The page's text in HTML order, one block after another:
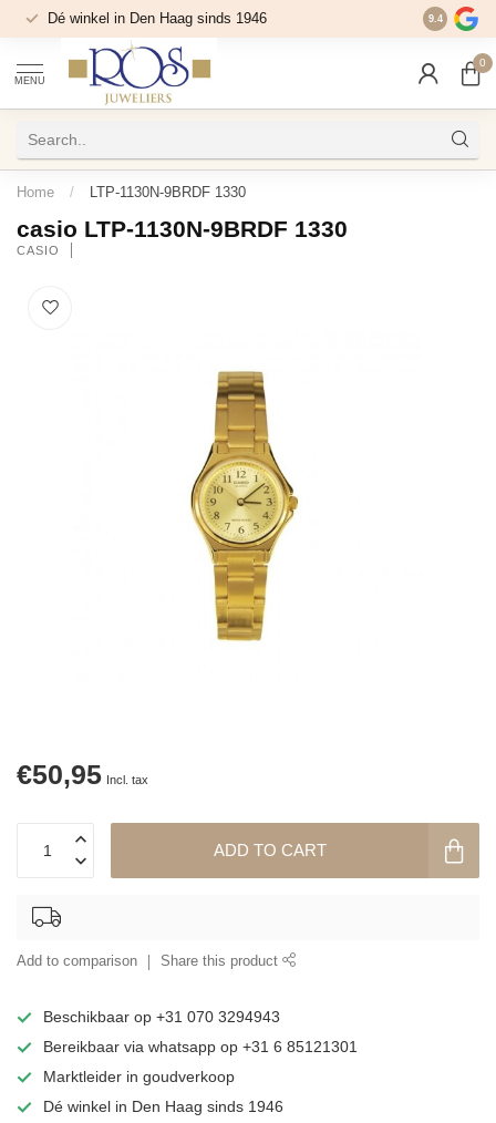
Dé winkel in Den Haag sinds 1946 9.4
MENU
0
Home / LTP-1130N-9BRDF 1330
casio LTP-1130N-9BRDF 1330
CASIO
€50,95 Incl. tax
ADD TO CART
Add to comparison Share this product
Beschikbaar op +31 070 3294943
Bereikbaar via whatsapp op +31 6 85121301
Marktleider in goudverkoop
Dé winkel in Den Haag sinds 1946